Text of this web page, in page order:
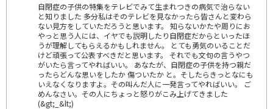
自閉症の子供の特集をテレビでみて生まれつきの病気で治らない
と知りました 多分私はそのテレビを見なかったら皆さんと変わら
ない見方をしていただろうと思います。 知らないかたや周りにお
やっと思う人には、イヤでも説明したり自閉症だからといったほ
うが理解してもらえるかもしれません。 とても勇気のいることだ
けど頑張って公表すべきだと思います。 それでも文句の言うやつ
がいたら言ってやればいい。 あなたが、自閉症の子供を持つ親だ
ったらどんな思いをしたか 傷ついたか と。そしたらきっとなにも
いえなくなりますよ。その叫んだ人に一発言ってやればいい。 ご
めんなさい。その人にちょっと怒りがこみ上げてきました
(&gt;_&lt;)